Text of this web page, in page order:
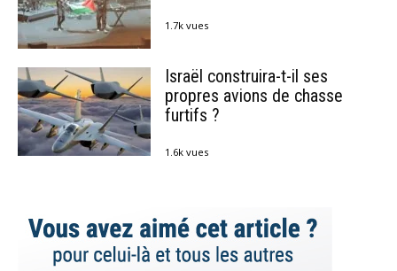
1.7k vues
Israël construira-t-il ses
propres avions de chasse
furtifs ?
1.6k vues